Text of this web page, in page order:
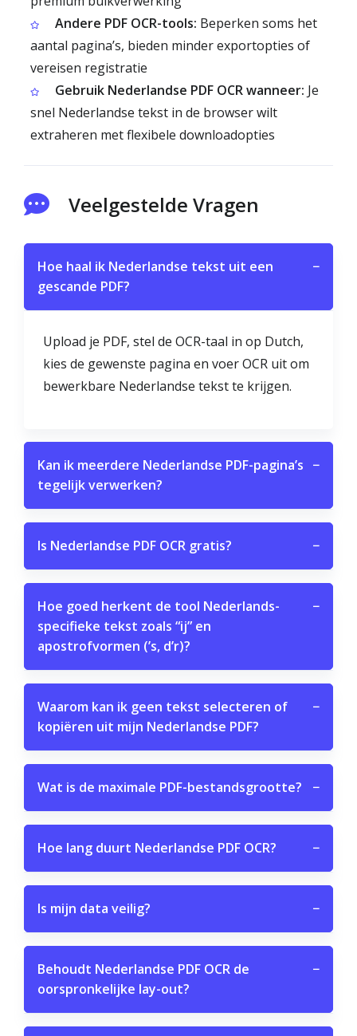
Andere PDF OCR-tools: Beperken soms het
aantal pagina’s, bieden minder exportopties of
vereisen registratie
Gebruik Nederlandse PDF OCR wanneer: Je
snel Nederlandse tekst in de browser wilt
extraheren met flexibele downloadopties
Veelgestelde Vragen
Hoe haal ik Nederlandse tekst uit een
gescande PDF?
−
Upload je PDF, stel de OCR-taal in op Dutch,
kies de gewenste pagina en voer OCR uit om
bewerkbare Nederlandse tekst te krijgen.
Kan ik meerdere Nederlandse PDF-pagina’s
tegelijk verwerken?
−
Is Nederlandse PDF OCR gratis? −
Hoe goed herkent de tool Nederlands-
specifieke tekst zoals “ij” en
apostrofvormen (’s, d’r)?
−
Waarom kan ik geen tekst selecteren of
kopiëren uit mijn Nederlandse PDF?
−
Wat is de maximale PDF-bestandsgrootte? −
Hoe lang duurt Nederlandse PDF OCR? −
Is mijn data veilig? −
Behoudt Nederlandse PDF OCR de
oorspronkelijke lay-out?
−